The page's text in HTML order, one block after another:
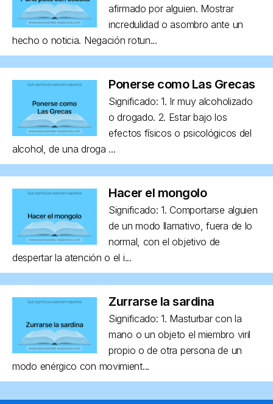
afirmado por alguien. Mostrar
incredulidad o asombro ante un
hecho o noticia. Negación rotun...
Ponerse como Las Grecas
Significado: 1. Ir muy alcoholizado
o drogado. 2. Estar bajo los
efectos físicos o psicológicos del
alcohol, de una droga ...
Hacer el mongolo
Significado: 1. Comportarse alguien
de un modo llamativo, fuera de lo
normal, con el objetivo de
despertar la atención o el i...
Zurrarse la sardina
Significado: 1. Masturbar con la
mano o un objeto el miembro viril
propio o de otra persona de un
modo enérgico con movimient...